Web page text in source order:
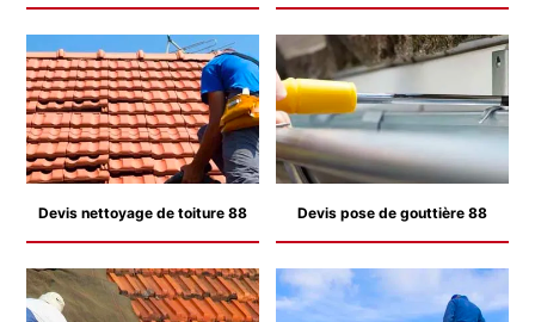
Devis nettoyage de toiture 88 Devis pose de gouttière 88